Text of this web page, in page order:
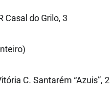
Casal do Grilo, 3
C. Santarém “Azuis”, 2